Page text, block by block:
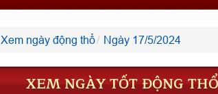
Xem ngày động thổ Ngày 17/5/2024
XEM NGÀY TỐT ĐỘNG